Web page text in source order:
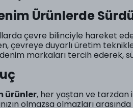
Ürünlerde
çevre bilinciyle hareket
çevreye duyarlı üretim
markaları tercih ederek,
ürünler, her yaştan ve tarzdan
olmazsa olmazları